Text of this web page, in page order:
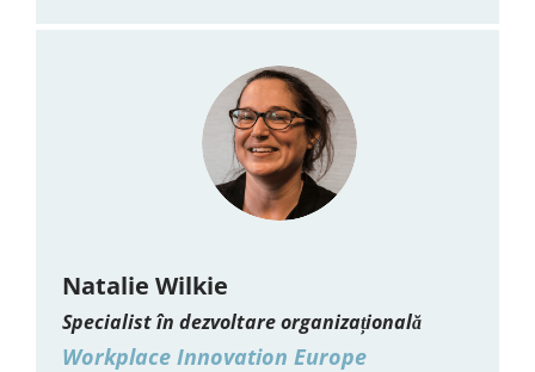
Natalie Wilkie
Specialist în dezvoltare organizațională
Workplace Innovation Europe